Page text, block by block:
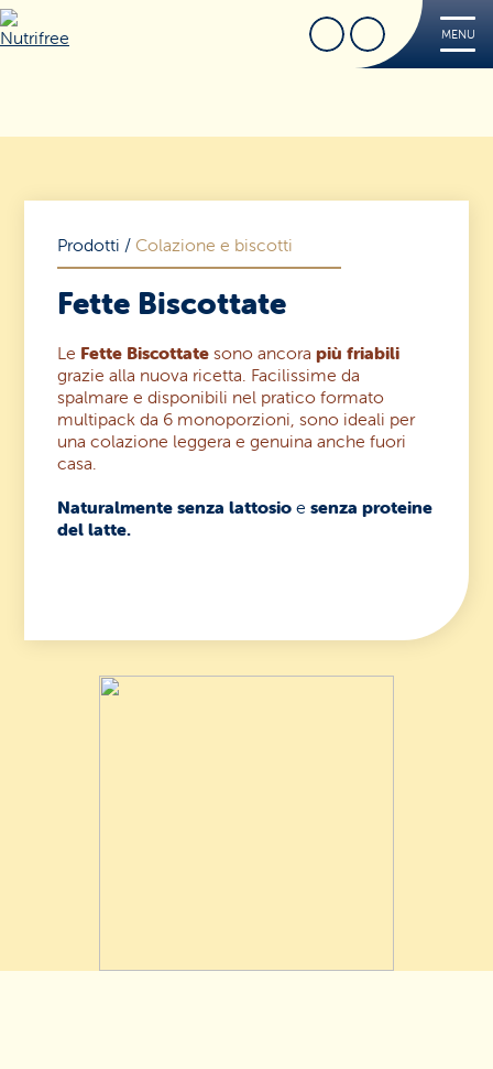
Nutrifree MENU
Sorridi, è Nutrifree
Sostenibilità
Novità e Promo
Contatti
Area riservata rivenditori
CercaTrova Negozio
Prodotti /Colazione e biscotti
Fette Biscottate
Le Fette Biscottate sono ancorapiù friabili
grazie alla nuova ricetta. Facilissime da
spalmare e disponibili nel pratico formato
multipack da 6 monoporzioni, sono ideali per
una colazione leggera e genuina anche fuori
casa.
Naturalmente senza lattosio esenza proteine
del latte.